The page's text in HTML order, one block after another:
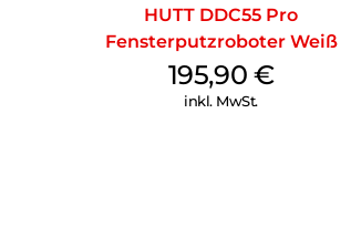
HUTT DDC55 Pro
Fensterputzroboter Weiß
195,90 €
inkl. MwSt.